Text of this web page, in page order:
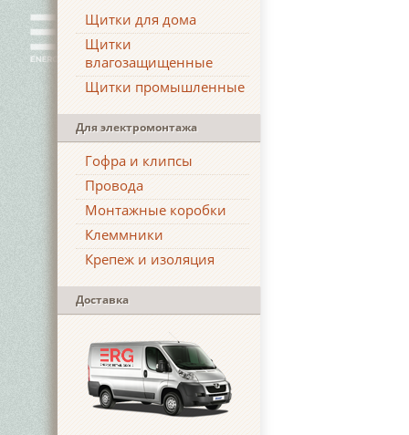
Щитки для дома
Щитки
влагозащищенные
Щитки промышленные
Для электромонтажа
Гофра и клипсы
Провода
Монтажные коробки
Клеммники
Крепеж и изоляция
Доставка